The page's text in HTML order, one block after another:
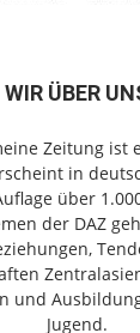
WIR ÜBER
Zeitung ist
in
über
der DAZ
und
Jugend.